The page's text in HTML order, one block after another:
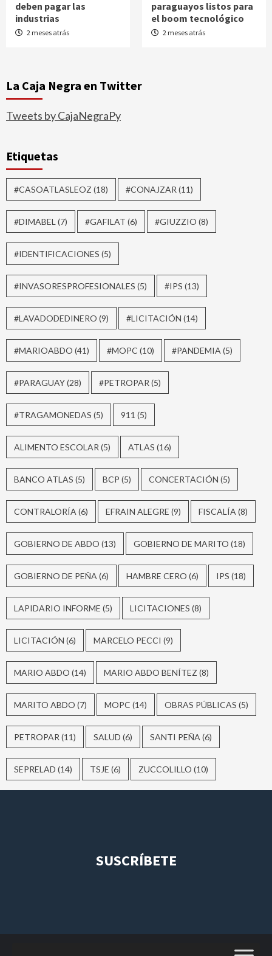
deben pagar las
industrias
2 meses atrás
paraguayos listos para
el boom tecnológico
2 meses atrás
La Caja Negra en Twitter
Tweets by CajaNegraPy
Etiquetas
#CASOATLASLEOZ (18) #CONAJZAR (11)
#DIMABEL (7) #GAFILAT (6) #GIUZZIO (8)
#IDENTIFICACIONES (5)
#INVASORESPROFESIONALES (5) #IPS (13)
#LAVADODEDINERO (9) #LICITACIÓN (14)
#MARIOABDO (41) #MOPC (10) #PANDEMIA (5)
#PARAGUAY(28) #PETROPAR (5)
#TRAGAMONEDAS (5) 911 (5)
ALIMENTO ESCOLAR (5) ATLAS (16)
BANCO ATLAS (5) BCP (5) CONCERTACIÓN (5)
CONTRALORÍA (6) EFRAIN ALEGRE (9) FISCALÍA (8)
GOBIERNO DE ABDO (13) GOBIERNO DE MARITO (18)
GOBIERNO DE PEÑA (6) HAMBRE CERO (6) IPS (18)
LAPIDARIO INFORME (5) LICITACIONES (8)
LICITACIÓN (6) MARCELO PECCI (9)
MARIO ABDO (14) MARIO ABDO BENÍTEZ (8)
MARITO ABDO (7) MOPC (14) OBRAS PÚBLICAS (5)
PETROPAR (11) SALUD (6) SANTI PEÑA (6)
SEPRELAD (14) TSJE (6) ZUCCOLILLO (10)
SUSCRÍBETE